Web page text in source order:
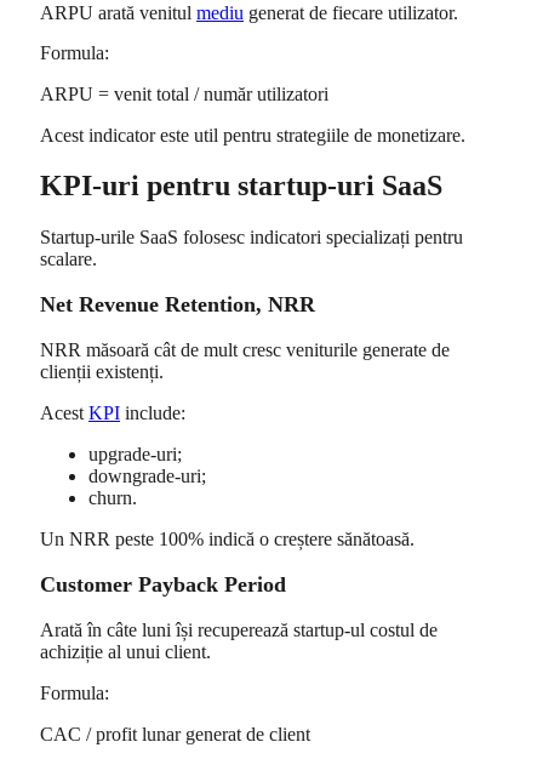
ARPU arată venitul mediu generat de fiecare utilizator.
Formula:
ARPU = venit total / număr utilizatori
Acest indicator este util pentru strategiile de monetizare.
KPI-uri pentru startup-uri SaaS
Startup-urile SaaS folosesc indicatori specializați pentru
scalare.
Net Revenue Retention, NRR
NRR măsoară cât de mult cresc veniturile generate de
clienții existenți.
Acest KPI include:
upgrade-uri;
downgrade-uri;
churn.
Un NRR peste 100% indică o creștere sănătoasă.
Customer Payback Period
Arată în câte luni își recuperează startup-ul costul de
achiziție al unui client.
Formula:
CAC / profit lunar generat de client